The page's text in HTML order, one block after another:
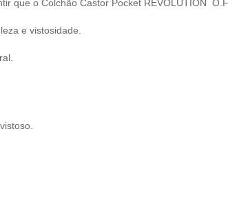
que o Colchão Castor Pocket REVOLUTION
e vistosidade.